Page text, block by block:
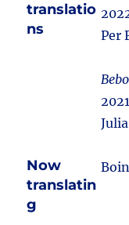
translatio
ns
Per
Now
translatin
g